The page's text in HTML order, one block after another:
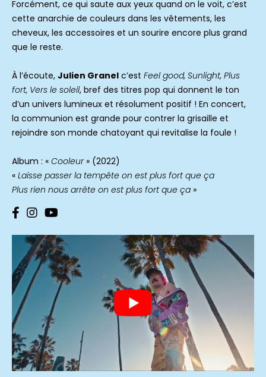
Forcément, ce qui saute aux yeux quand on le voit, c’est
cette anarchie de couleurs dans les vêtements, les
cheveux, les accessoires et un sourire encore plus grand
que le reste.
À l’écoute, Julien Granel c’est Feel good, Sunlight, Plus
fort, Vers le soleil, bref des titres pop qui donnent le ton
d’un univers lumineux et résolument positif ! En concert,
la communion est grande pour contrer la grisaille et
rejoindre son monde chatoyant qui revitalise la foule !
Album : « Cooleur » (2022)
« Laisse passer la tempête on est plus fort que ça
Plus rien nous arrête on est plus fort que ça »